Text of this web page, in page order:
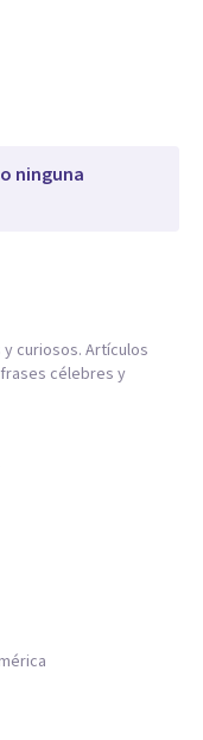
ninguna
curiosos. Artículos
célebres y